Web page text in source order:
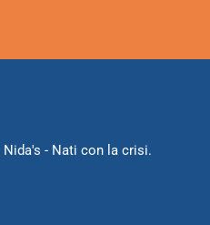
Nida's - Nati con la crisi.